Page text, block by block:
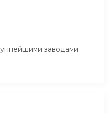
заводами